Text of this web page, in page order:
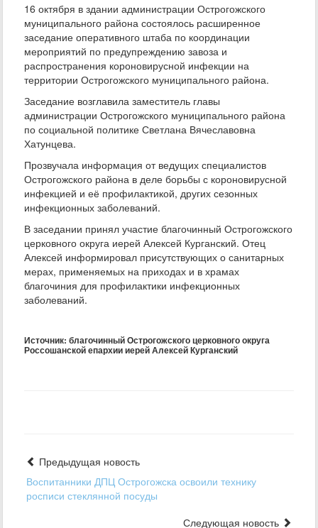
16 октября в здании администрации Острогожского
муниципального района состоялось расширенное
заседание оперативного штаба по координации
мероприятий по предупреждению завоза и
распространения короновирусной инфекции на
территории Острогожского муниципального района.
Заседание возглавила заместитель главы
администрации Острогожского муниципального района
по социальной политике Светлана Вячеславовна
Хатунцева.
Прозвучала информация от ведущих специалистов
Острогожского района в деле борьбы с короновирусной
инфекцией и её профилактикой, других сезонных
инфекционных заболеваний.
В заседании принял участие благочинный Острогожского
церковного округа иерей Алексей Курганский. Отец
Алексей информировал присутствующих о санитарных
мерах, применяемых на приходах и в храмах
благочиния для профилактики инфекционных
заболеваний.
Источник: благочинный Острогожского церковного округа
Россошанской епархии иерей Алексей Курганский
Предыдущая новость
Воспитанники ДПЦ Острогожска освоили технику
росписи стеклянной посуды
Следующая новость